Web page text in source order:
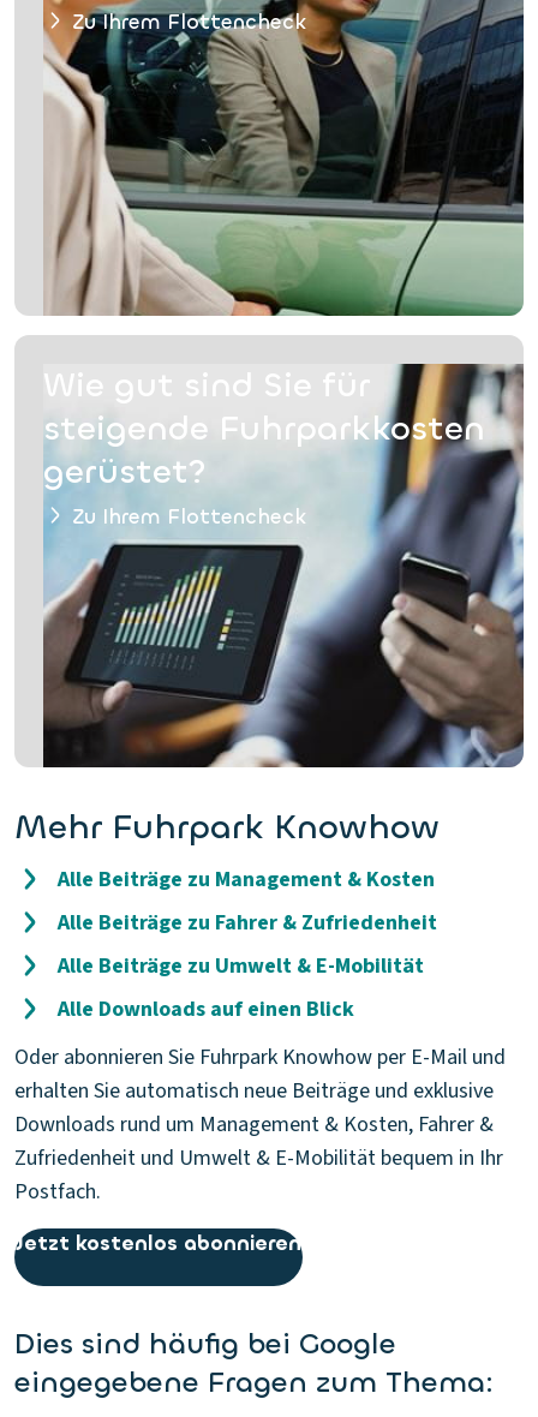
Zu Ihrem Flottencheck
Wie gut sind Sie für
steigende Fuhrparkkosten
gerüstet?
Zu Ihrem Flottencheck
Mehr Fuhrpark Knowhow
Alle Beiträge zu Management & Kosten
Alle Beiträge zu Fahrer & Zufriedenheit
Alle Beiträge zu Umwelt & E-Mobilität
Alle Downloads auf einen Blick
Oder abonnieren Sie Fuhrpark Knowhow per E-Mail und
erhalten Sie automatisch neue Beiträge und exklusive
Downloads rund um Management & Kosten, Fahrer &
Zufriedenheit und Umwelt & E-Mobilität bequem in Ihr
Postfach.
Jetzt kostenlos abonnieren
Dies sind häufig bei Google
eingegebene Fragen zum Thema: